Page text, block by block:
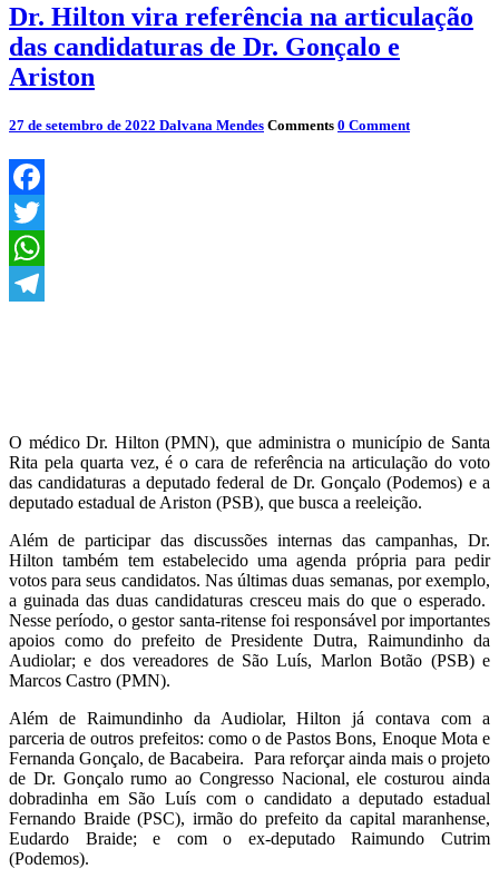
Dr. Hilton vira referência na articulação
das candidaturas de Dr. Gonçalo e
Ariston
27 de setembro de 2022 Dalvana Mendes Comments 0 Comment
Facebook
Twitter
WhatsApp
O médico Dr. Hilton (PMN), que administra o município de Santa
Rita pela quarta vez, é o cara de referência na articulação do voto
das candidaturas a deputado federal de Dr. Gonçalo (Podemos) e a
deputado estadual de Ariston (PSB), que busca a reeleição.
Além de participar das discussões internas das campanhas, Dr.
Hilton também tem estabelecido uma agenda própria para pedir
votos para seus candidatos. Nas últimas duas semanas, por exemplo,
a guinada das duas candidaturas cresceu mais do que o esperado.
Nesse período, o gestor santa-ritense foi responsável por importantes
apoios como do prefeito de Presidente Dutra, Raimundinho da
Audiolar; e dos vereadores de São Luís, Marlon Botão (PSB) e
Marcos Castro (PMN).
Além de Raimundinho da Audiolar, Hilton já contava com a
parceria de outros prefeitos: como o de Pastos Bons, Enoque Mota e
Fernanda Gonçalo, de Bacabeira. Para reforçar ainda mais o projeto
de Dr. Gonçalo rumo ao Congresso Nacional, ele costurou ainda
dobradinha em São Luís com o candidato a deputado estadual
Fernando Braide (PSC), irmão do prefeito da capital maranhense,
Eudardo Braide; e com o ex-deputado Raimundo Cutrim
(Podemos).